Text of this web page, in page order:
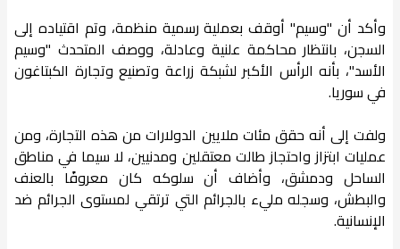
وأكد أن "وسيم" أوقف بعملية رسمية منظمة، وتم اقتياده إلى
السجن، بانتظار محاكمة علنية وعادلة، ووصف المتحدث "وسيم
الأسد"، بأنه الرأس الأكبر لشبكة زراعة وتصنيع وتجارة الكبتاغون
في سوريا.
ولفت إلى أنه حقق مئات ملايين الدولارات من هذه التجارة، ومن
عمليات ابتزاز واحتجاز طالت معتقلين ومدنيين، لا سيما في مناطق
الساحل ودمشق، وأضاف أن سلوكه كان معروفًا بالعنف
والبطش، وسجله مليء بالجرائم التي ترتقي لمستوى الجرائم ضد
الإنسانية.